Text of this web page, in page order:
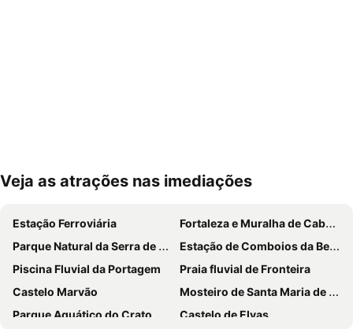
Ampliar mapa
Veja as atrações nas imediações
Estação Ferroviária
Fortaleza e Muralha de Cabeço de Vide
Parque Natural da Serra de São Mamede
Estação de Comboios da Beirã
Piscina Fluvial da Portagem
Praia fluvial de Fronteira
Castelo Marvão
Mosteiro de Santa Maria de Flor da Rosa
Parque Aquático do Crato
Castelo de Elvas